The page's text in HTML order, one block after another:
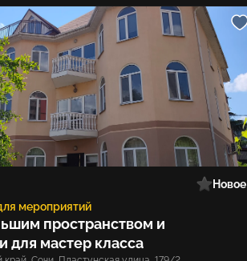
Новое
мероприятий
пространством и
для мастер класса